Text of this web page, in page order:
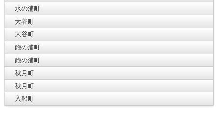
水の浦町
大谷町
大谷町
飽の浦町
飽の浦町
秋月町
秋月町
入船町